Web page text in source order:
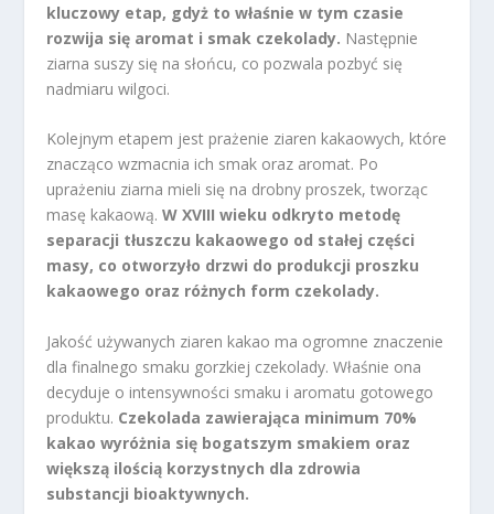
kluczowy etap, gdyż to właśnie w tym czasie
rozwija się aromat i smak czekolady. Następnie
ziarna suszy się na słońcu, co pozwala pozbyć się
nadmiaru wilgoci.
Kolejnym etapem jest prażenie ziaren kakaowych, które
znacząco wzmacnia ich smak oraz aromat. Po
uprażeniu ziarna mieli się na drobny proszek, tworząc
masę kakaową.W XVIII wieku odkryto metodę
separacji tłuszczu kakaowego od stałej części
masy, co otworzyło drzwi do produkcji proszku
kakaowego oraz różnych form czekolady.
Jakość używanych ziaren kakao ma ogromne znaczenie
dla finalnego smaku gorzkiej czekolady. Właśnie ona
decyduje o intensywności smaku i aromatu gotowego
produktu. Czekolada zawierająca minimum 70%
kakao wyróżnia się bogatszym smakiem oraz
większą ilością korzystnych dla zdrowia
substancji bioaktywnych.